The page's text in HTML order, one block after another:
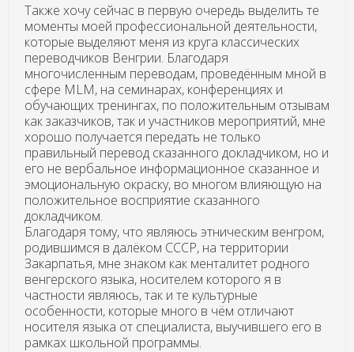
Также хочу сейчас в первую очередь выделить те
моменты моей профессиональной деятельности,
которые выделяют меня из круга классических
переводчиков Венгрии. Благодаря
многочисленным переводам, проведённым мной в
сфере MLM, на семинарах, конференциях и
обучающих тренингах, по положительным отзывам
как заказчиков, так и участников мероприятий, мне
хорошо получается передать не только
правильный перевод сказанного докладчиком, но и
его не вербальное информационное сказанное и
эмоциональную окраску, во многом влияющую на
положительное восприятие сказанного
докладчиком.
Благодаря тому, что являюсь этническим венгром,
родившимся в далёком СССР, на территории
Закарпатья, мне знаком как менталитет родного
венгерского языка, носителем которого я в
частности являюсь, так и те культурные
особенности, которые много в чём отличают
носителя языка от специалиста, выучившего его в
рамках школьной программы.